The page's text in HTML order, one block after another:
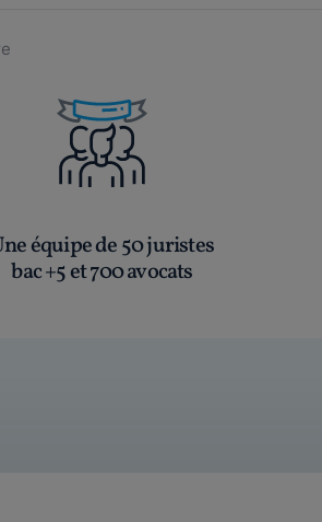
équipe de 50 juristes
bac +5 et 700 avocats